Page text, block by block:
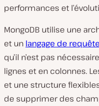
performances et
MongoDB utilise une
et un langage de
qu’il n’est pas
lignes et en colonnes.
et une structure
de supprimer des